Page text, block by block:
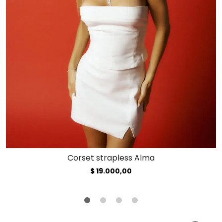
Corset strapless Alma
$19.000,00